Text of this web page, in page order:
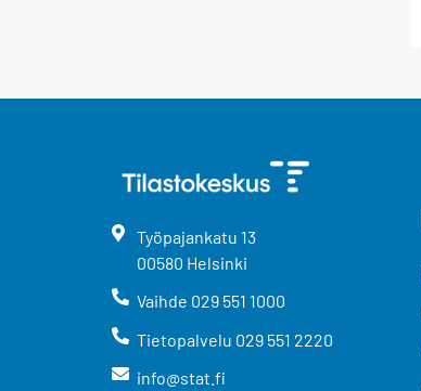
Työpajankatu 13
00580 Helsinki
Vaihde 029 551 1000
Tietopalvelu 029 551 2220
info@stat.fi